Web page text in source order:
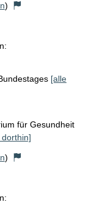
)
[alle
für Gesundheit
dorthin]
)